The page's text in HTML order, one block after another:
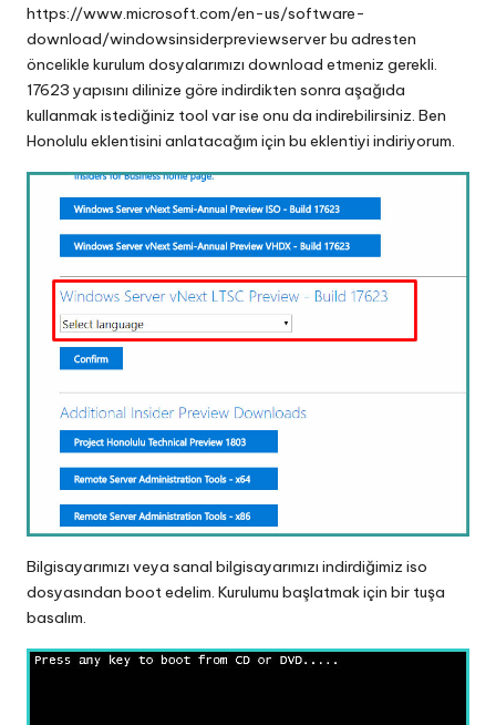
https://www.microsoft.com/en-us/software-
download/windowsinsiderpreviewserverbu adresten
öncelikle kurulum dosyalarımızı download etmeniz gerekli.
17623 yapısını dilinize göre indirdikten sonra aşağıda
kullanmak istediğiniz tool var ise onu da indirebilirsiniz. Ben
Honolulu eklentisini anlatacağım için bu eklentiyi indiriyorum.
Bilgisayarımızı veya sanal bilgisayarımızı indirdiğimiz iso
dosyasından boot edelim. Kurulumu başlatmak için bir tuşa
basalım.